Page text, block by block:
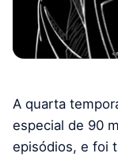
A quarta
especial de 90
episódios, e foi